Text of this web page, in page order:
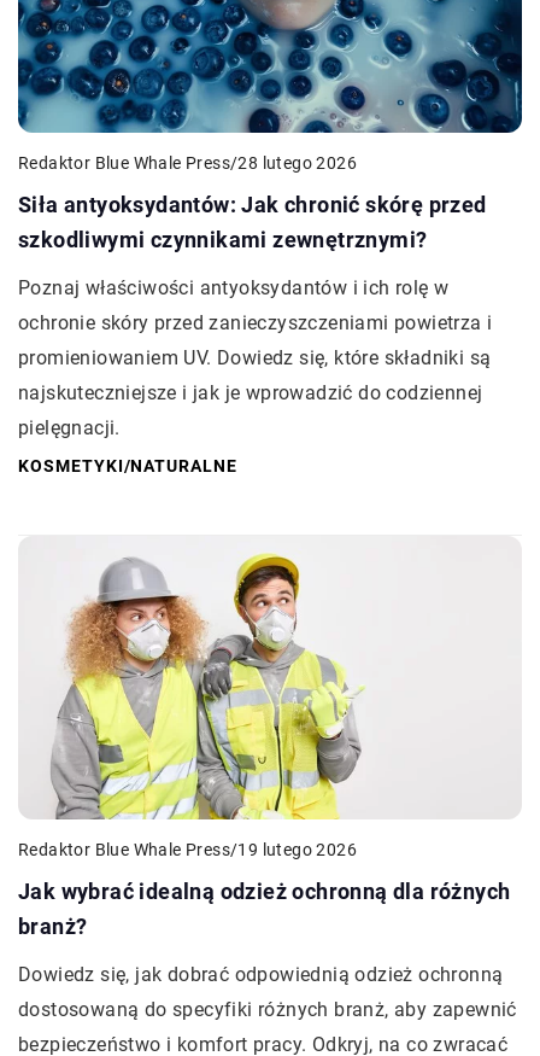
Redaktor Blue Whale Press/28 lutego 2026
Siła antyoksydantów: Jak chronić skórę przed
szkodliwymi czynnikami zewnętrznymi?
Poznaj właściwości antyoksydantów i ich rolę w
ochronie skóry przed zanieczyszczeniami powietrza i
promieniowaniem UV. Dowiedz się, które składniki są
najskuteczniejsze i jak je wprowadzić do codziennej
pielęgnacji.
KOSMETYKI/NATURALNE
Redaktor Blue Whale Press/19 lutego 2026
Jak wybrać idealną odzież ochronną dla różnych
branż?
Dowiedz się, jak dobrać odpowiednią odzież ochronną
dostosowaną do specyfiki różnych branż, aby zapewnić
bezpieczeństwo i komfort pracy. Odkryj, na co zwracać